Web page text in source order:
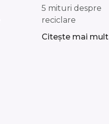
5 mituri despre
reciclare
Citește mai mult